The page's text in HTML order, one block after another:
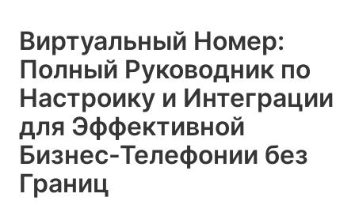
Виртуальный Номер:
Полный Руководник по
Настроику и Интеграции
для Эффективной
Бизнес-Телефонии без
Границ